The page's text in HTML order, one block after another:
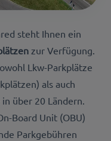
steht Ihnen ein
zur Verfügung.
Lkw-Parkplätze
als auch
über 20 Ländern.
Board Unit (OBU)
Parkgebühren